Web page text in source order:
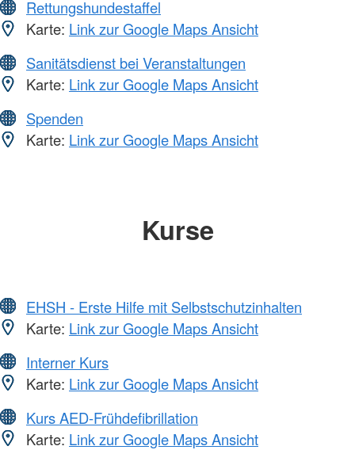
Rettungshundestaffel
Karte: Link zur Google Maps Ansicht
Sanitätsdienst bei Veranstaltungen
Karte: Link zur Google Maps Ansicht
Spenden
Karte: Link zur Google Maps Ansicht
Kurse
EHSH - Erste Hilfe mit Selbstschutzinhalten
Karte: Link zur Google Maps Ansicht
Interner Kurs
Karte: Link zur Google Maps Ansicht
Kurs AED-Frühdefibrillation
Karte: Link zur Google Maps Ansicht